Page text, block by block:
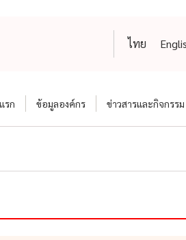
ไทย
รก ข้อมูลองค์กร ข่าวสารและกิจกรรม